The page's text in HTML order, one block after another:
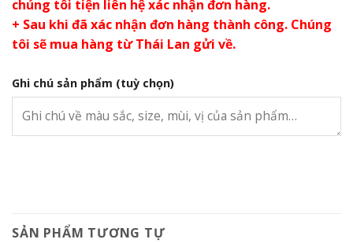
chúng tôi tiện liên hệ xác nhận đơn hàng.
+ Sau khi đã xác nhận đơn hàng thành công. Chúng
tôi sẽ mua hàng từ Thái Lan gửi về.
Ghi chú sản phẩm (tuỳ chọn)
SẢN PHẨM TƯƠNG TỰ